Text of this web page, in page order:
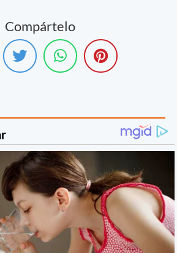
Compártelo